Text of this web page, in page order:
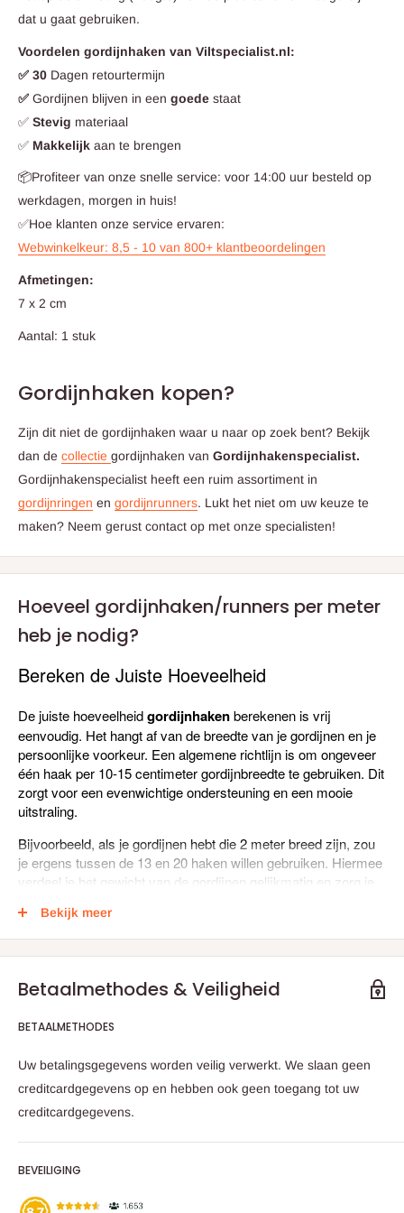
dat u gaat gebruiken.
Voordelen gordijnhaken van Viltspecialist.nl:
✅ 30 Dagen retourtermijn
✅ Gordijnen blijven in een goede staat
✅ Stevig materiaal
✅ Makkelijk aan te brengen
📦Profiteer van onze snelle service: voor 14:00 uur besteld op
werkdagen, morgen in huis!
✅Hoe klanten onze service ervaren:
Webwinkelkeur: 8,5 - 10 van 800+ klantbeoordelingen
Afmetingen:
7 x 2 cm
Aantal: 1 stuk
Gordijnhaken kopen?
Zijn dit niet de gordijnhaken waar u naar op zoek bent? Bekijk
dan de collectie gordijnhaken van Gordijnhakenspecialist.
Gordijnhakenspecialist heeft een ruim assortiment in
gordijnringen en gordijnrunners. Lukt het niet om uw keuze te
maken? Neem gerust contact op met onze specialisten!
Hoeveel gordijnhaken/runners per meter
heb je nodig?
Bereken de Juiste Hoeveelheid
De juiste hoeveelheidgordijnhakenberekenen is vrij
eenvoudig. Het hangt af van de breedte van je gordijnen en je
persoonlijke voorkeur. Een algemene richtlijn is om ongeveer
één haak per 10-15 centimeter gordijnbreedte te gebruiken. Dit
zorgt voor een evenwichtige ondersteuning en een mooie
uitstraling.
Bijvoorbeeld, als je gordijnen hebt die 2 meter breed zijn, zou
je ergens tussen de 13 en 20 haken willen gebruiken. Hiermee
verdeel je het gewicht van de gordijnen gelijkmatig en zorg je
Specifiek per gordijn accessoire;
-Gordijnhaak(voor standaard gordijnen met een zoom) →
in de stof) → ongeveer 10 tot 12 haakjes per meter
-Gordijnring (ringen die om een roede gaan) → ongeveer 1
ring per 10 cm, dus 10 ringen per meter
-Gordijnrunner(voor railsystemen, zoals rolgordijnen of
wave-gordijnen) → ongeveer 12 tot 15 runners per meter
💡Tip:Neem altijd een paar extra haken of ringen, zodat je er
Bekijk meer
Betaalmethodes & Veiligheid
BETAALMETHODES
Uw betalingsgegevens worden veilig verwerkt. We slaan geen
creditcardgegevens op en hebben ook geen toegang tot uw
creditcardgegevens.
BEVEILIGING